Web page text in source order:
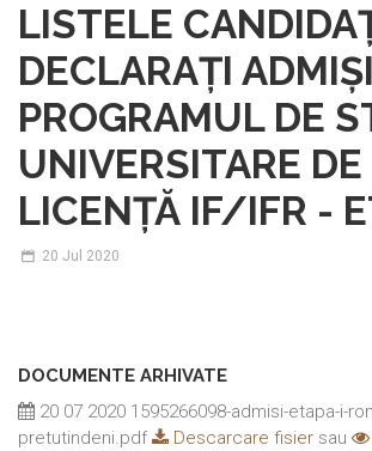
LISTELE
DECLARAȚI
PROGRAMUL DE
UNIVERSITARE DE
LICENȚĂ IF/IFR -
20 Jul 2020
DOCUMENTE ARHIVATE
20 07 2020 1595266098-admisi-etapa-i-
pretutindeni.pdf
Descarcare fisier sau